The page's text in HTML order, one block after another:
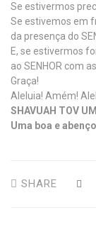
Se estivermos
Se estivemos em
da presença do
E, se estivermos
ao SENHOR com
Graça!
Aleluia! Amém!
SHAVUAH TOV
Uma boa e
SHARE